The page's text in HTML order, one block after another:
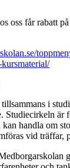
oss får rabatt
i
Studiecirkeln är
handla om
vid träffar,